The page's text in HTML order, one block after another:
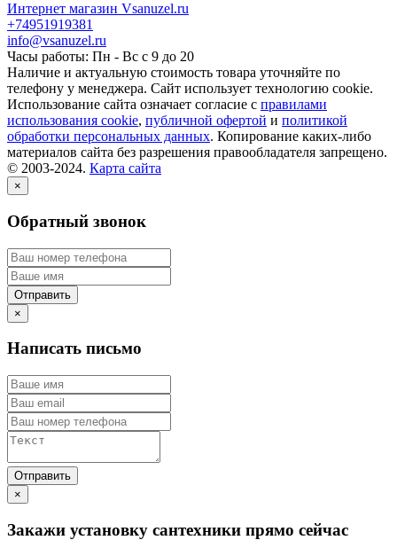
Интернет магазин Vsanuzel.ru
+74951919381
info@vsanuzel.ru
Часы работы: Пн - Вс с 9 до 20
Наличие и актуальную стоимость товара уточняйте по
телефону у менеджера. Сайт использует технологию cookie.
Использование сайта означает согласие с правилами
использования cookie, публичной офертой и политикой
обработки персональных данных. Копирование каких-либо
материалов сайта без разрешения правообладателя запрещено.
© 2003-2024. Карта сайта
×
Обратный звонок
×
Написать письмо
×
Закажи установку сантехники прямо сейчас